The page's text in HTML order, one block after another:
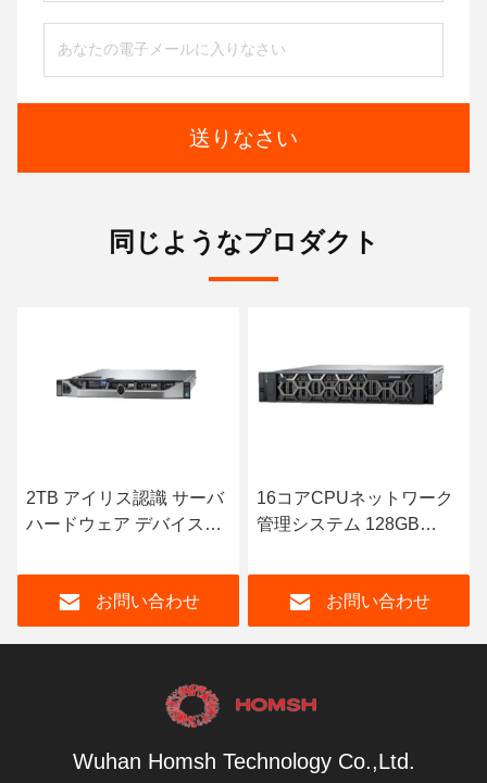
送りなさい
同じようなプロダクト
2TB アイリス認識 サーバ
ハードウェア デバイス
お問い合わせ
16コアCPUネットワーク
管理システム 128GB
お問い合わせ
Wuhan Homsh Technology Co.,Ltd.